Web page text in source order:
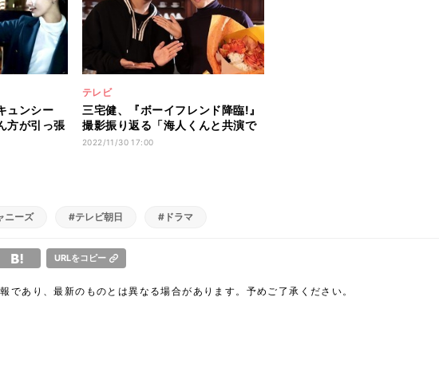
ュンシー
方が引っ張
テレビ
三宅健、『ボーイフレンド降臨!』
撮影振り返る「海人くんと共演で
きて…」
2022/11/30 17:00
ニーズ #テレビ朝日 #ドラマ
URLをコピー
であり、最新のものとは異なる場合があります。予めご了承ください。